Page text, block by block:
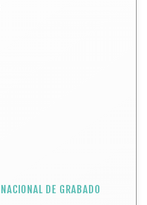
DE GRABADO